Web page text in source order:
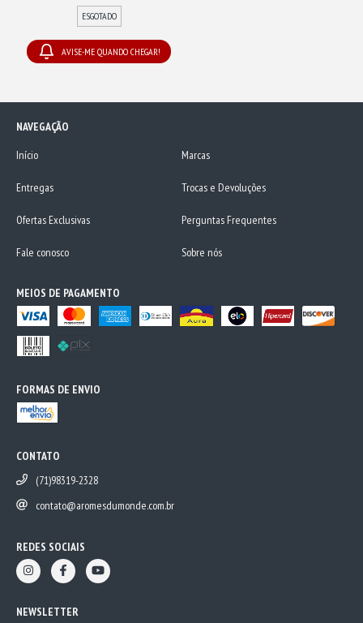
ESGOTADO
AVISE-ME QUANDO CHEGAR!
NAVEGAÇÃO
Início
Marcas
Entregas Trocas e Devoluções
Ofertas Exclusivas Perguntas Frequentes
Fale conosco Sobre nós
MEIOS DE PAGAMENTO
FORMAS DE ENVIO
CONTATO
(71)98319-2328
contato@aromesdumonde.com.br
REDES SOCIAIS
NEWSLETTER